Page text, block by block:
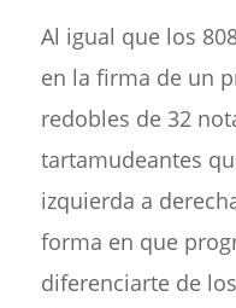
Al igual que los
en la firma de un
redobles de 32
tartamudeantes
izquierda a
forma en que
diferenciarte de